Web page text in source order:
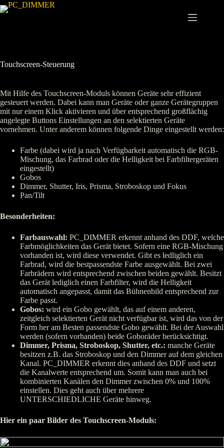
Zum
Inhalt
Touchscreen-Steuerung
Mit Hilfe des Touchscreen-Moduls können Geräte sehr effizient
gesteuert werden. Dabei kann man Geräte oder ganze Gerätegruppen
mit nur einem Klick aktivieren und über entsprechend großflächig
angelegte Buttons Einstellungen an den selektierten Geräte
vornehmen. Unter anderem können folgende Dinge eingestellt werden:
Farbe (dabei wird ja nach Verfügbarkeit automatisch die RGB-
Mischung, das Farbrad oder die Helligkeit bei Farbfiltergeräten
eingestellt)
Gobos
Dimmer, Shutter, Iris, Prisma, Stroboskop und Fokus
Pan/Tilt
Besonderheiten:
Farbauswahl: PC_DIMMER erkennt anhand des DDF, welche
Farbmöglichkeiten das Gerät bietet. Sofern eine RGB-Mischung
vorhanden ist, wird diese verwendet. Gibt es ledliglich ein
Farbrad, wird die bestpassendste Farbe ausgewählt. Bei zwei
Farbrädern wird entsprechend zwischen beiden gewählt. Besitzt
das Gerät lediglich einen Farbfilter, wird die Helligkeit
automatisch angepasst, damit das Bühnenbild entsprechend zur
Farbe passt.
Gobos: wird ein Gobo gewählt, das auf einem anderen,
zeitgleich selektierten Gerät nicht verfügbar ist, wird das von der
Form her am Besten passendste Gobo gewählt. Bei der Auswahl
werden (sofern vorhanden) beide Goboräder berücksichtigt.
Dimmer, Prisma, Stroboskop, Shutter, etc.: manche Geräte
besitzen z.B. das Stroboskop und den Dimmer auf dem gleichen
Kanal. PC_DIMMER erkennt dies anhand des DDF und setzt
die Kanalwerte entsprechend um. Somit kann man auch bei
kombinierten Kanälen den Dimmer zwischen 0% und 100%
einstellen. Dies geht auch über mehrere
UNTERSCHIEDLICHE Geräte hinweg.
Hier ein paar Bilder des Touchscreen-Moduls: